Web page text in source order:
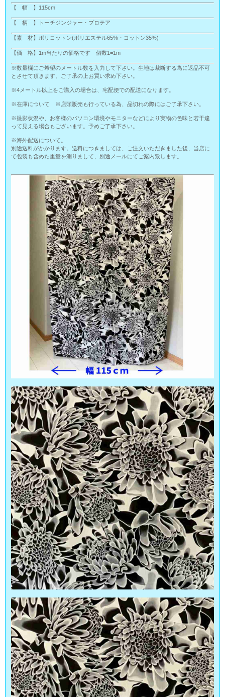
【 幅 】115cm
【 柄 】トーチジンジャー・プロテア
【素 材】ポリコットン(ポリエステル65%・コットン35%)
【価 格】1m当たりの価格です 個数1=1m
※数量欄にご希望のメートル数を入力して下さい。生地は裁断する為に返品不可
とさせて頂きます。ご了承の上お買い求め下さい。
※4メートル以上をご購入の場合は、宅配便での配送になります。
※在庫について ※店頭販売も行っている為、品切れの際にはご了承下さい。
※撮影状況や、お客様のパソコン環境やモニターなどにより実物の色味と若干違
って見える場合もございます。予めご了承下さい。
※海外配送について。
別途送料がかかります。送料につきましては、ご注文いただきました後、当店に
て包装も含めた重量を測りまして、別途メールにてご案内致します。